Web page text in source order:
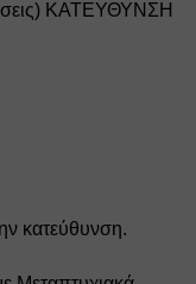
κατεύθυνση.